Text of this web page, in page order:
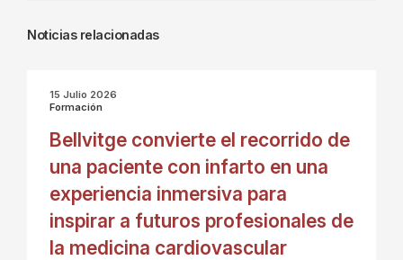
Noticias relacionadas
15 Julio 2026
Formación
Bellvitge convierte el recorrido de
una paciente con infarto en una
experiencia inmersiva para
inspirar a futuros profesionales de
la medicina cardiovascular